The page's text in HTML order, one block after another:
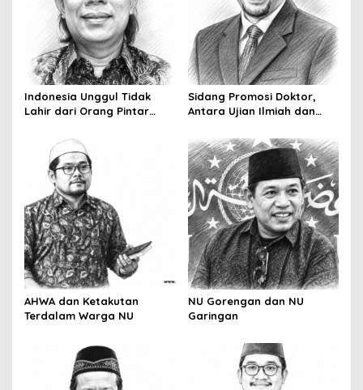
t
i
o
Indonesia Unggul Tidak
Lahir dari Orang Pintar
Sidang Promosi Doktor,
Antara Ujian Ilmiah dan
AHWA dan Ketakutan
Terdalam Warga NU
NU Gorengan dan NU
Garingan